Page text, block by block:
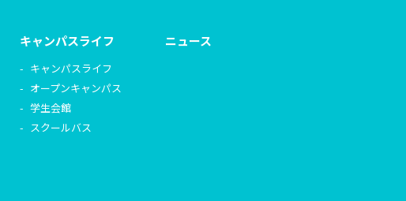
キャンパスライフ
キャンパスライフ
オープンキャンパス
学生会館
スクールバス
ニュース